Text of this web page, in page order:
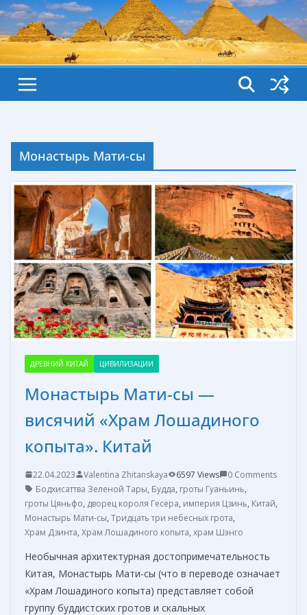
Монастырь Мати-сы
ДРЕВНИЙ КИТАЙ ЦИВИЛИЗАЦИИ
Монастырь Мати-сы —
висячий «Храм Лошадиного
копыта». Китай
22.04.2023 Valentina Zhitanskaya 6597 Views
0 Comments
Бодхисаттва Зеленой Тары, Будда, гроты Гуаньинь,
гроты Цяньфо, дворец короля Гесера, империя Цзинь, Китай,
Монастырь Мати-сы, Тридцать три небесных грота,
Храм Дзинта, Храм Лошадиного копыта, храм Шэнго
Необычная архитектурная достопримечательность
Китая, Монастырь Мати-сы (что в переводе означает
«Храм Лошадиного копыта) представляет собой
группу буддистских гротов и скальных